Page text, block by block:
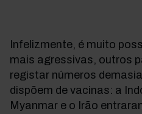
Infelizmente, é muito
mais agressivas, outros
registar números
dispõem de vacinas: a
Myanmar e o Irão